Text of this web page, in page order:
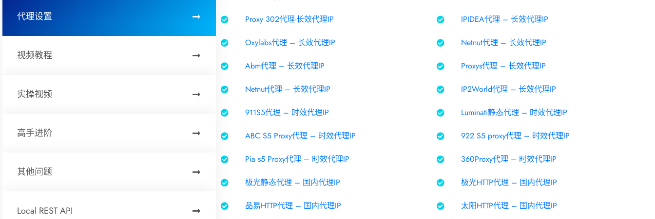
代理设置
视频教程
实操视频
高手进阶
其他问题
Local REST API
Proxy 302代理-长效代理IP IPIDEA代理 – 长效代理IP
Oxylabs代理 – 长效代理IP Netnut代理 – 长效代理IP
Abm代理 – 长效代理IP Proxys代理 – 长效代理IP
Netnut代理 – 长效代理IP IP2World代理 – 长效代理IP
911S5代理 – 时效代理IP Luminati静态代理 – 时效代理IP
ABC S5 Proxy代理 – 时效代理IP 922 S5 proxy代理 – 时效代理IP
Pia s5 Proxy代理 – 时效代理IP 360Proxy代理 – 时效代理IP
极光静态代理 – 国内代理IP 极光HTTP代理 – 国内代理IP
品易HTTP代理 – 国内代理IP 太阳HTTP代理 – 国内代理IP